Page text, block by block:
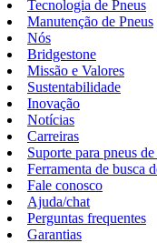
Tecnologia de Pneus
Manutenção de Pneus
Nós
Bridgestone
Missão e Valores
Sustentabilidade
Inovação
Notícias
Carreiras
Suporte para pneus
Ferramenta de busca
Fale conosco
Ajuda/chat
Perguntas frequentes
Garantias